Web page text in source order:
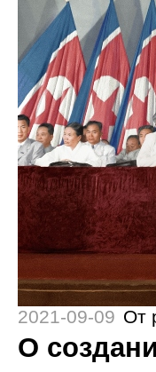
2021-09-09 От
О